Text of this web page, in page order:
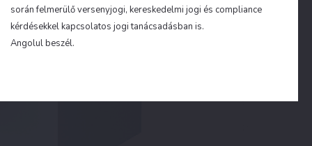
során felmerülő versenyjogi, kereskedelmi jogi és compliance
kérdésekkel kapcsolatos jogi tanácsadásban is.
Angolul beszél.